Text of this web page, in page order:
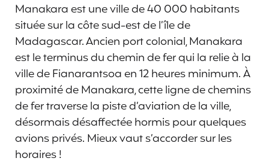
Manakara est une ville de 40 000 habitants
située sur la côte sud-est de l’île de
Madagascar. Ancien port colonial, Manakara
est le terminus du chemin de fer qui la relie à la
ville de Fianarantsoa en 12 heures minimum. À
proximité de Manakara, cette ligne de chemins
de fer traverse la piste d’aviation de la ville,
désormais désaffectée hormis pour quelques
avions privés. Mieux vaut s’accorder sur les
horaires !